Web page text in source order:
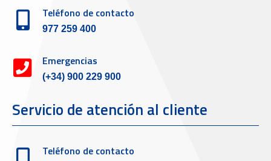
Teléfono de contacto
977 259 400
Emergencias
(+34) 900 229 900
Servicio de atención al cliente
Teléfono de contacto